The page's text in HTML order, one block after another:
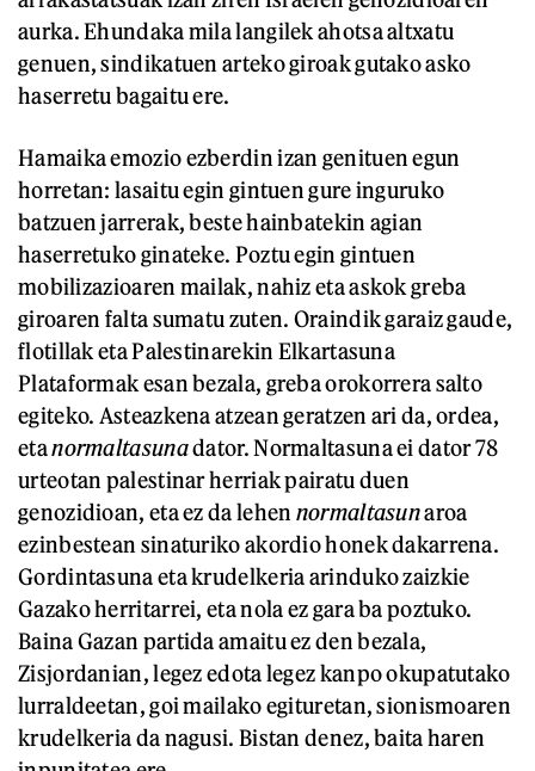
aurka. Ehundaka mila langilek ahotsa altxatu
genuen, sindikatuen arteko giroak gutako asko
haserretu bagaitu ere.
Hamaika emozio ezberdin izan genituen egun
horretan: lasaitu egin gintuen gure inguruko
batzuen jarrerak, beste hainbatekin agian
haserretuko ginateke. Poztu egin gintuen
mobilizazioaren mailak, nahiz eta askok greba
giroaren falta sumatu zuten. Oraindik garaiz gaude,
flotillak eta Palestinarekin Elkartasuna
Plataformak esan bezala, greba orokorrera salto
egiteko. Asteazkena atzean geratzen ari da, ordea,
etanormaltasunadator. Normaltasuna ei dator 78
urteotan palestinar herriak pairatu duen
genozidioan, eta ez da lehen normaltasunaroa
ezinbestean sinaturiko akordio honek dakarrena.
Gordintasuna eta krudelkeria arinduko zaizkie
Gazako herritarrei, eta nola ez gara ba poztuko.
Baina Gazan partida amaitu ez den bezala,
Zisjordanian, legez edota legez kanpo okupatutako
lurraldeetan, goi mailako egituretan, sionismoaren
krudelkeria da nagusi. Bistan denez, baita haren